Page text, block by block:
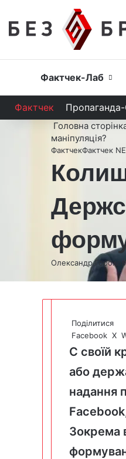
Головна
Фактчек-Лаб
Фактчек
Головна
маніпуляція?
ФактчекФактчек
Олександр
Поділитися
Facebook X
С своїй
або
надання
Facebook
Зокрема